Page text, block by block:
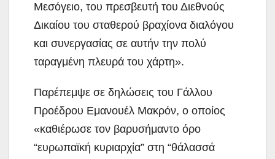
Μεσόγειο, του πρεσβευτή του Διεθνούς
Δικαίου του σταθερού βραχίονα διαλόγου
και συνεργασίας σε αυτήν την πολύ
ταραγμένη πλευρά του χάρτη».
Παρέπεμψε σε δηλώσεις του Γάλλου
Προέδρου Εμανουέλ Μακρόν, ο οποίος
«καθιέρωσε τον βαρυσήμαντο όρο
“ευρωπαϊκή κυριαρχία” στη “θάλασσά